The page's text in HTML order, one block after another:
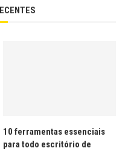
10 ferramentas essenciais
para todo escritório de